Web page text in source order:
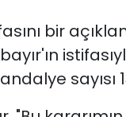
bir
sayısı